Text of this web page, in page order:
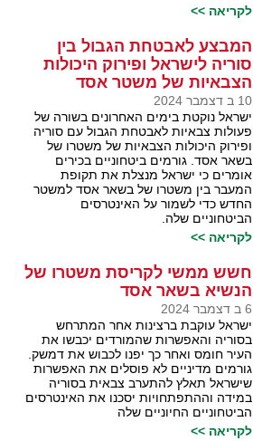
לקריאה >>
המבצע לאבטחת הגבול בין
סוריה לישראל ופירוק היכולות
הצבאיות של משטר אסד
10 ב דצמבר 2024
ישראל נוקטת בימים האחרונים בשורה של
פעולות צבאיות לאבטחת הגבול עם סוריה
ופירוק היכולות הצבאיות של משטרו של
בשאר אסד. גורמים ביטחוניים בכירים
אומרים כי ישראל מנצלת את תקופת
המעבר בין משטרו של בשאר אסד למשטר
החדש כדי לשמור על האינטרסים
הביטחוניים שלה.
לקריאה >>
חשש ממשי לקריסת משטרו של
הנשיא בשאר אסד
6 ב דצמבר 2024
ישראל עוקבת ברצינות אחר המתרחש
בסוריה והאפשרות שהמורדים יכבשו את
העיר חומס ואחר כך יפנו לכבוש את דמשק.
גורמים מדיניים לא פוסלים את האפשרות
שישראל תאלץ להתערב צבאית בסוריה
במידה וההתפתחויות יסכנו את האינטרסים
הביטחוניים החיוניים שלה
לקריאה >>